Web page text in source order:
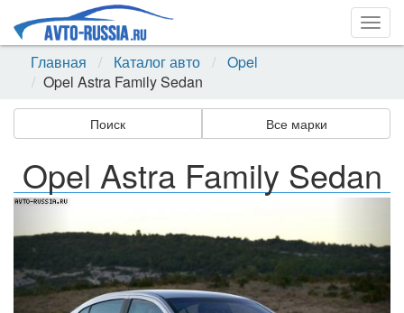
Главная
Каталог авто
Opel
Opel Astra Family Sedan
Поиск Все марки
Opel Astra Family Sedan
Назад